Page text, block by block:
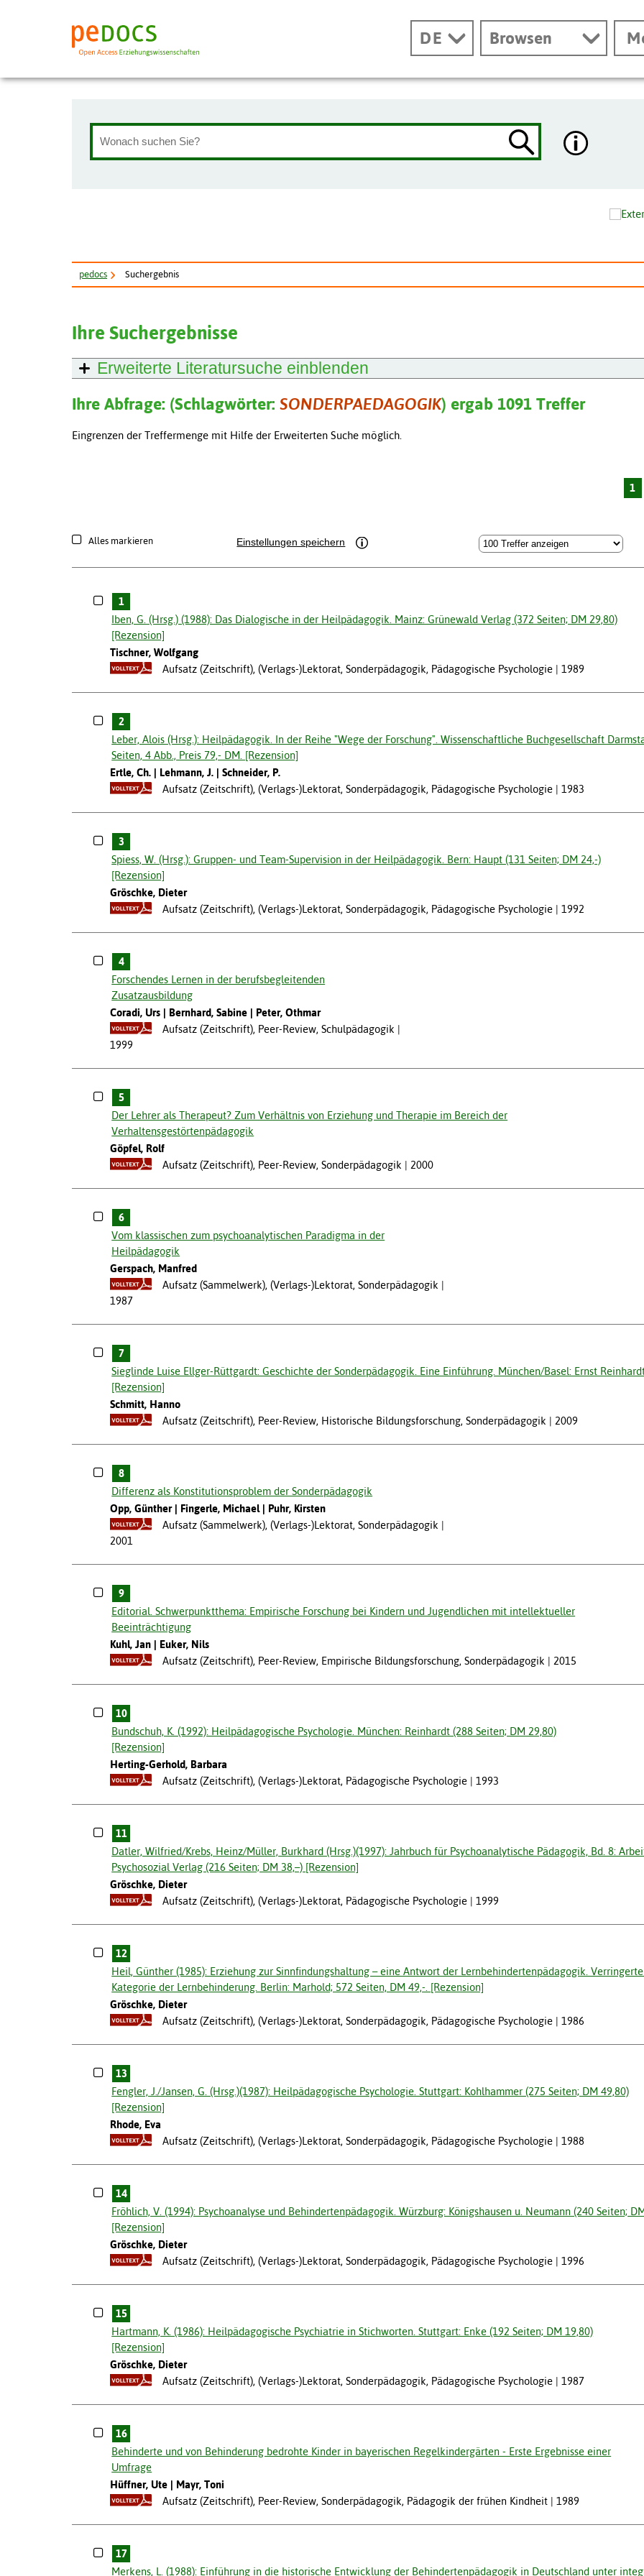
DE Browsen
pedocs Suchergebnis
Ihre Suchergebnisse
Erweiterte Literatursuche einblenden
Ihre Abfrage: (Schlagwörter: SONDERPAEDAGOGIK) ergab 1091 Treffer
Eingrenzen der Treffermenge mit Hilfe der Erweiterten Suche möglich.
1
Alles markieren Einstellungen speichern
1
Iben, G. (Hrsg.) (1988): Das Dialogische in der Heilpädagogik. Mainz: Grünewald Verlag (372 Seiten; DM 29,80)
[Rezension]
Tischner, Wolfgang
Aufsatz (Zeitschrift), (Verlags-)Lektorat, Sonderpädagogik, Pädagogische Psychologie
1989
2
Leber, Alois (Hrsg.): Heilpädagogik. In der Reihe "Wege der Forschung". Wissenschaftliche Buchgesellschaft
Seiten, 4 Abb., Preis 79,- DM. [Rezension]
Ertle, Ch.
Lehmann, J.
Schneider, P.
Aufsatz (Zeitschrift), (Verlags-)Lektorat, Sonderpädagogik, Pädagogische Psychologie
1983
3
Spiess, W. (Hrsg.): Gruppen- und Team-Supervision in der Heilpädagogik. Bern: Haupt (131 Seiten; DM 24,-)
[Rezension]
Gröschke, Dieter
Aufsatz (Zeitschrift), (Verlags-)Lektorat, Sonderpädagogik, Pädagogische Psychologie
1992
4
Forschendes Lernen in der berufsbegleitenden
Zusatzausbildung
Coradi, Urs
Bernhard, Sabine
Peter, Othmar
Aufsatz (Zeitschrift), Peer-Review, Schulpädagogik
1999
5
Der Lehrer als Therapeut? Zum Verhältnis von Erziehung und Therapie im Bereich der
Verhaltensgestörtenpädagogik
Göpfel, Rolf
Aufsatz (Zeitschrift), Peer-Review, Sonderpädagogik
2000
6
Vom klassischen zum psychoanalytischen Paradigma in der
Heilpädagogik
Gerspach, Manfred
Aufsatz (Sammelwerk), (Verlags-)Lektorat, Sonderpädagogik
1987
7
Sieglinde Luise Ellger-Rüttgardt: Geschichte der Sonderpädagogik. Eine Einführung. München/Basel: Ernst
[Rezension]
Schmitt, Hanno
Aufsatz (Zeitschrift), Peer-Review, Historische Bildungsforschung, Sonderpädagogik
2009
8
Differenz als Konstitutionsproblem der Sonderpädagogik
Opp, Günther
Fingerle, Michael
Puhr, Kirsten
Aufsatz (Sammelwerk), (Verlags-)Lektorat, Sonderpädagogik
2001
9
Editorial. Schwerpunktthema: Empirische Forschung bei Kindern und Jugendlichen mit intellektueller
Beeinträchtigung
Kuhl, Jan
Euker, Nils
Aufsatz (Zeitschrift), Peer-Review, Empirische Bildungsforschung, Sonderpädagogik
2015
10
Bundschuh, K. (1992): Heilpädagogische Psychologie. München: Reinhardt (288 Seiten; DM 29,80)
[Rezension]
Herting-Gerhold, Barbara
Aufsatz (Zeitschrift), (Verlags-)Lektorat, Pädagogische Psychologie
1993
11
Datler, Wilfried/Krebs, Heinz/Müller, Burkhard (Hrsg.)(1997): Jahrbuch für Psychoanalytische Pädagogik, Bd. 8:
Psychosozial Verlag (216 Seiten; DM 38,–) [Rezension]
Gröschke, Dieter
Aufsatz (Zeitschrift), (Verlags-)Lektorat, Pädagogische Psychologie
1999
12
Heil, Günther (1985): Erziehung zur Sinnfindungshaltung – eine Antwort der Lernbehindertenpädagogik.
Kategorie der Lernbehinderung. Berlin: Marhold; 572 Seiten, DM 49,-. [Rezension]
Gröschke, Dieter
Aufsatz (Zeitschrift), (Verlags-)Lektorat, Sonderpädagogik, Pädagogische Psychologie
1986
13
Fengler, J./Jansen, G. (Hrsg.)(1987): Heilpädagogische Psychologie. Stuttgart: Kohlhammer (275 Seiten; DM 49,80)
[Rezension]
Rhode, Eva
Aufsatz (Zeitschrift), (Verlags-)Lektorat, Sonderpädagogik, Pädagogische Psychologie
1988
14
Fröhlich, V. (1994): Psychoanalyse und Behindertenpädagogik. Würzburg: Königshausen u. Neumann (240 Seiten;
[Rezension]
Gröschke, Dieter
Aufsatz (Zeitschrift), (Verlags-)Lektorat, Sonderpädagogik, Pädagogische Psychologie
1996
15
Hartmann, K. (1986): Heilpädagogische Psychiatrie in Stichworten. Stuttgart: Enke (192 Seiten; DM 19,80)
[Rezension]
Gröschke, Dieter
Aufsatz (Zeitschrift), (Verlags-)Lektorat, Sonderpädagogik, Pädagogische Psychologie
1987
16
Behinderte und von Behinderung bedrohte Kinder in bayerischen Regelkindergärten - Erste Ergebnisse einer
Umfrage
Hüffner, Ute
Mayr, Toni
Aufsatz (Zeitschrift), Peer-Review, Sonderpädagogik, Pädagogik der frühen Kindheit
1989
17
Merkens, L. (1988): Einführung in die historische Entwicklung der Behindertenpädagogik in Deutschland unter